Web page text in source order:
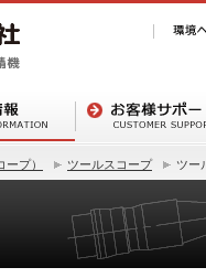
プ） ツールスコープ ツー